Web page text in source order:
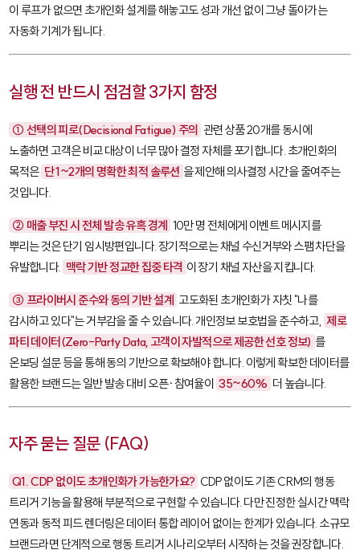
이 루프가 없으면 초개인화 설계를 해놓고도 성과 개선 없이 그냥 돌아가는
자동화 기계가 됩니다.
실행 전 반드시 점검할 3가지 함정
① 선택의 피로(Decisional Fatigue) 주의 관련 상품 20개를 동시에
노출하면 고객은 비교 대상이 너무 많아 결정 자체를 포기합니다. 초개인화의
목적은 단 1~2개의 명확한 최적 솔루션 을 제안해 의사결정 시간을 줄여주는
것입니다.
② 매출 부진 시 전체 발송 유혹 경계 10만 명 전체에게 이벤트 메시지를
뿌리는 것은 단기 임시방편입니다. 장기적으로는 채널 수신거부와 스팸 차단을
유발합니다. 맥락 기반 정교한 집중 타격 이 장기 채널 자산을 지킵니다.
③ 프라이버시 준수와 동의 기반 설계 고도화된 초개인화가 자칫 "나를
감시하고 있다"는 거부감을 줄 수 있습니다. 개인정보 보호법을 준수하고, 제로
파티 데이터(Zero-Party Data, 고객이 자발적으로 제공한 선호 정보) 를
온보딩 설문 등을 통해 동의 기반으로 확보해야 합니다. 이렇게 확보한 데이터를
활용한 브랜드는 일반 발송 대비 오픈·참여율이 35~60% 더 높습니다.
자주 묻는 질문 (FAQ)
Q1. CDP 없이도 초개인화가 가능한가요? CDP 없이도 기존 CRM의 행동
트리거 기능을 활용해 부분적으로 구현할 수 있습니다. 다만 진정한 실시간 맥락
연동과 동적 피드 렌더링은 데이터 통합 레이어 없이는 한계가 있습니다. 소규모
브랜드라면 단계적으로 행동 트리거 시나리오부터 시작하는 것을 권장합니다.